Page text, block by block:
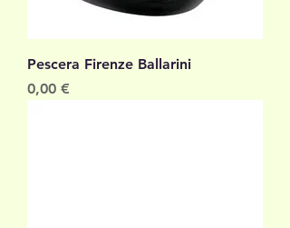
Pescera Firenze Ballarini
Prezzo
0,00 €